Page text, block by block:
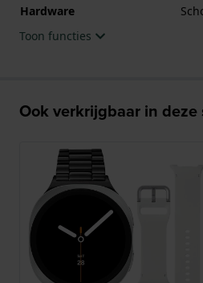
Hardware
Toon functies
Ook verkrijgbaar in deze